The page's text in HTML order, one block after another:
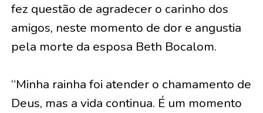
fez questão de agradecer o carinho dos
amigos, neste momento de dor e angustia
pela morte da esposa Beth Bocalom.
“Minha rainha foi atender o chamamento de
Deus, mas a vida continua. É um momento